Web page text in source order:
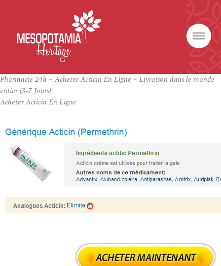
Pharmacie 24h – Acheter Acticin En Ligne – Livraison dans le monde
entier (3-7 Jours)
Acheter Acticin En Ligne